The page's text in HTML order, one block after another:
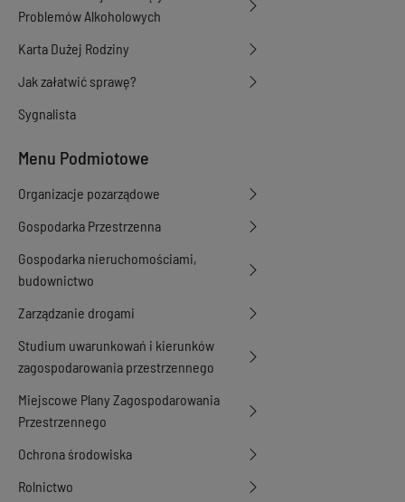
Problemów Alkoholowych
Karta Dużej Rodziny
Jak załatwić sprawę?
Sygnalista
Menu Podmiotowe
Organizacje pozarządowe
Gospodarka Przestrzenna
Gospodarka nieruchomościami,
budownictwo
Zarządzanie drogami
Studium uwarunkowań i kierunków
zagospodarowania przestrzennego
Miejscowe Plany Zagospodarowania
Przestrzennego
Ochrona środowiska
Rolnictwo